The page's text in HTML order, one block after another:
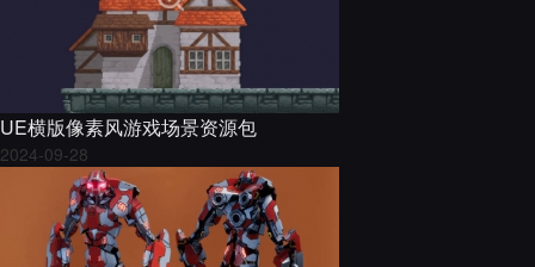
UE横版像素风游戏场景资源包
2024-09-28